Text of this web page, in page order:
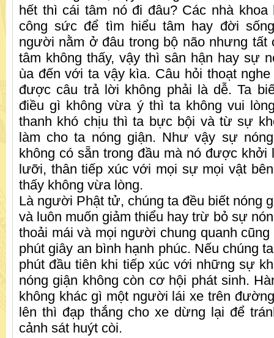
hết thì cái tâm nó đi đâu? Các nhà
công sức để tìm hiểu tâm hay đời
người nằm ở đâu trong bộ não nhưng tất
tâm không thấy, vậy thì sân hận hay sự
ùa đến với ta vậy kìa. Câu hỏi thoạt
được câu trả lời không phải là dễ. Ta
điều gì không vừa ý thì ta không vui
thanh khó chịu thì ta bực bội và từ sự
làm cho ta nóng giận. Như vậy sự
không có sẵn trong đầu mà nó được khởi
lưỡi, thân tiếp xúc với mọi sự mọi vật
thấy không vừa lòng.
Là người Phật tử, chúng ta đều biết nóng
và luôn muốn giảm thiểu hay trừ bỏ sự
thoải mái và mọi người chung quanh
phút giây an bình hạnh phúc. Nếu chúng
phút đầu tiên khi tiếp xúc với những sự
nóng giận không còn cơ hội phát sinh.
không khác gì một người lái xe trên
lên thì đạp thắng cho xe dừng lại để
cảnh sát huýt còi.